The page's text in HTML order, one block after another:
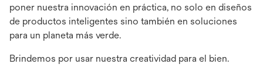
poner nuestra innovación en práctica, no solo en diseños
de productos inteligentes sino también en soluciones
para un planeta más verde.
Brindemos por usar nuestra creatividad para el bien.